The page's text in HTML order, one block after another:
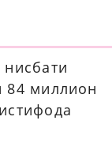
84 миллион